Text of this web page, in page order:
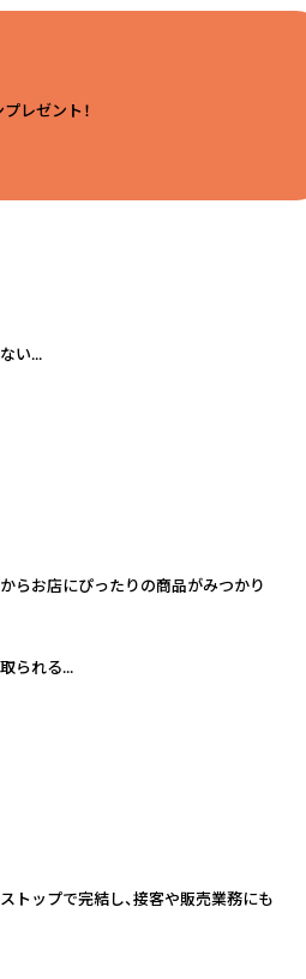
レゼント！
い...
らお店にぴったりの商品がみつかり
られる...
トップで完結し、接客や販売業務にも